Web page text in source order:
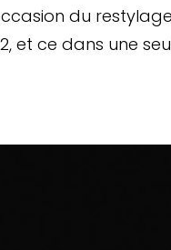
du
et ce dans une